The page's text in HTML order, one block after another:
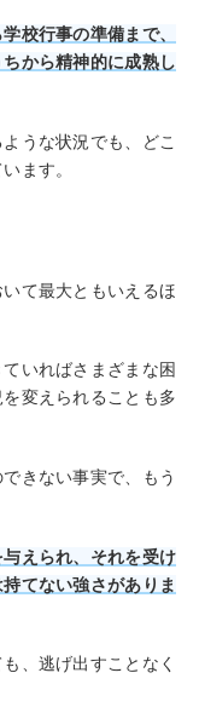
校行事の準備まで、
から精神的に成熟し
うな状況でも、どこ
ます。
て最大ともいえるほ
いればさまざまな困
変えられることも多
きない事実で、もう
えられ、それを受け
てない強さがありま
、逃げ出すことなく